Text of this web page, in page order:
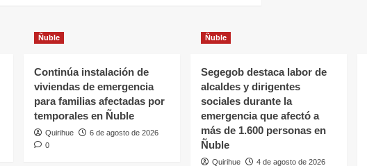
Ñuble
Continúa instalación de
viviendas de emergencia
para familias afectadas por
temporales en Ñuble
Quirihue
6 de agosto de 2026
0
Ñuble
Segegob destaca labor de
alcaldes y dirigentes
sociales durante la
emergencia que afectó a
más de 1.600 personas en
Ñuble
Quirihue 4 de agosto de 2026